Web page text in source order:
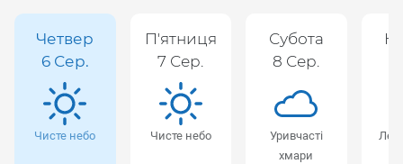
Четвер
6 Сер.
Чисте небо
П'ятниця
7 Сер.
Чисте небо
Субота
8 Сер.
Уривчасті
хмари